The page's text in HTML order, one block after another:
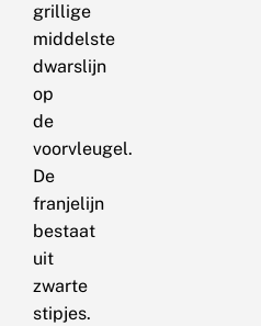
grillige
middelste
dwarslijn
op
de
voorvleugel.
De
franjelijn
bestaat
uit
zwarte
stipjes.